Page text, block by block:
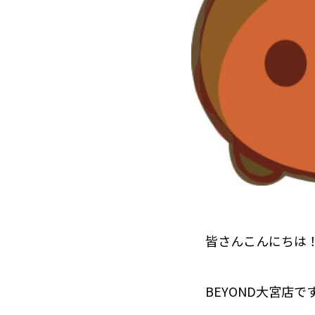
皆さんこんにちは
BEYOND大宮店で